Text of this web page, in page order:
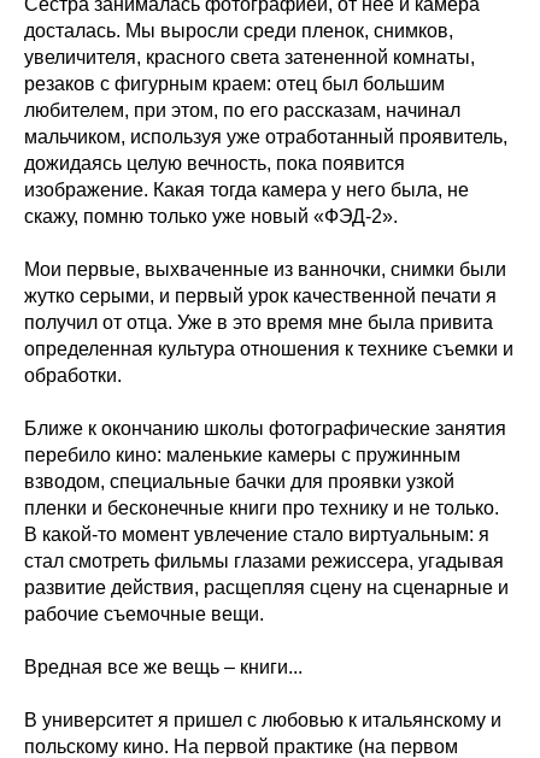
досталась. Мы выросли среди пленок, снимков,
увеличителя, красного света затененной комнаты,
резаков с фигурным краем: отец был большим
любителем, при этом, по его рассказам, начинал
мальчиком, используя уже отработанный проявитель,
дожидаясь целую вечность, пока появится
изображение. Какая тогда камера у него была, не
скажу, помню только уже новый «ФЭД-2».
Мои первые, выхваченные из ванночки, снимки были
жутко серыми, и первый урок качественной печати я
получил от отца. Уже в это время мне была привита
определенная культура отношения к технике съемки и
обработки.
Ближе к окончанию школы фотографические занятия
перебило кино: маленькие камеры с пружинным
взводом, специальные бачки для проявки узкой
пленки и бесконечные книги про технику и не только.
В какой-то момент увлечение стало виртуальным: я
стал смотреть фильмы глазами режиссера, угадывая
развитие действия, расщепляя сцену на сценарные и
рабочие съемочные вещи.
Вредная все же вещь – книги...
В университет я пришел с любовью к итальянскому и
польскому кино. На первой практике (на первом